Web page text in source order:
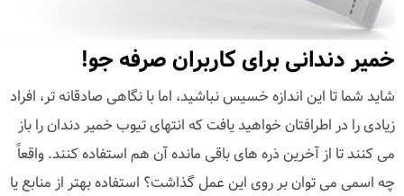
خمیر دندانی برای کاربران صرفه جو!
شاید شما تا این اندازه خسیس نباشید، اما با نگاهی صادقانه تر، افراد
زیادی را در اطرافتان خواهید یافت که انتهای تیوب خمیر دندان را باز
می کنند تا از آخرین ذره های باقی مانده آن هم استفاده کنند. واقعاً
چه اسمی می توان بر روی این عمل گذاشت؟ استفاده بهتر از منابع یا